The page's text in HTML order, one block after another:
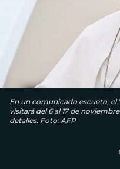
En un comunicado escueto, el
visitará del 6 al 17 de
detalles. Foto: AFP